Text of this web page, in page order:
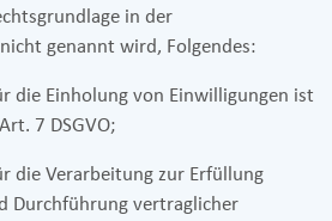
in der
genannt wird, Folgendes:
die Einholung von Einwilligungen ist
7 DSGVO;
die Verarbeitung zur Erfüllung
Durchführung vertraglicher